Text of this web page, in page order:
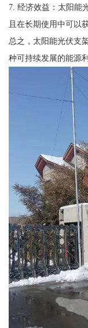
7. 经济效益：太阳能
且在长期使用中可以
总之，太阳能光伏支
种可持续发展的能源